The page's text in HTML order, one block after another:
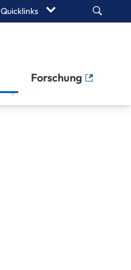
Quicklinks Search
Forschung